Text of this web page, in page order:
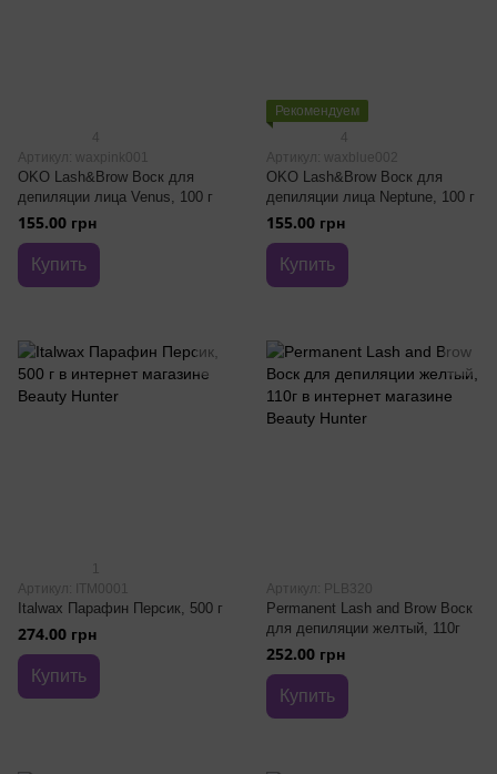
Артикул: waxpink001
OKO Lash&Brow Воск для
депиляции лица Venus, 100 г
155.00 грн
Купить
Рекомендуем
Артикул: waxblue002
OKO Lash&Brow Воск для
депиляции лица Neptune, 100 г
155.00 грн
Купить
Артикул: ITM0001
Italwax Парафин Персик, 500 г
274.00 грн
Купить
Артикул: PLB320
Permanent Lash and Brow Воск
для депиляции желтый, 110г
252.00 грн
Купить